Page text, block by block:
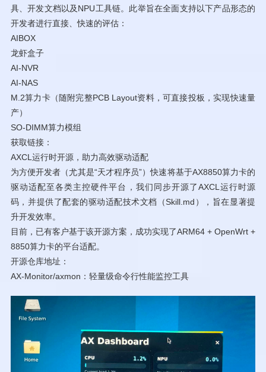
具、开发文档以及NPU工具链。此举旨在全面支持以下产品形态的
开发者进行直接、快速的评估：
AIBOX
龙虾盒子
AI-NVR
AI-NAS
M.2算力卡（随附完整PCB Layout资料，可直接投板，实现快速量
产）
SO-DIMM算力模组
获取链接：
AXCL运行时开源，助力高效驱动适配
为方便开发者（尤其是“天才程序员”）快速将基于AX8850算力卡的
驱动适配至各类主控硬件平台，我们同步开源了AXCL运行时源
码，并提供了配套的驱动适配技术文档（Skill.md），旨在显著提
升开发效率。
目前，已有客户基于该开源方案，成功实现了ARM64 + OpenWrt +
8850算力卡的平台适配。
开源仓库地址：
AX-Monitor/axmon：轻量级命令行性能监控工具